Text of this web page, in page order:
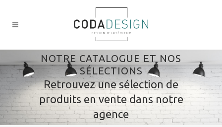
NOTRE CATALOGUE ET NOS
SÉLECTIONS
Retrouvez une sélection de
produits en vente dans notre
agence